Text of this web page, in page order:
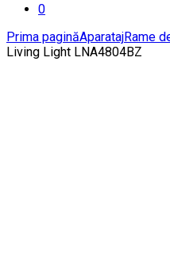
0
Prima paginăAparatajRame
Living Light LNA4804BZ